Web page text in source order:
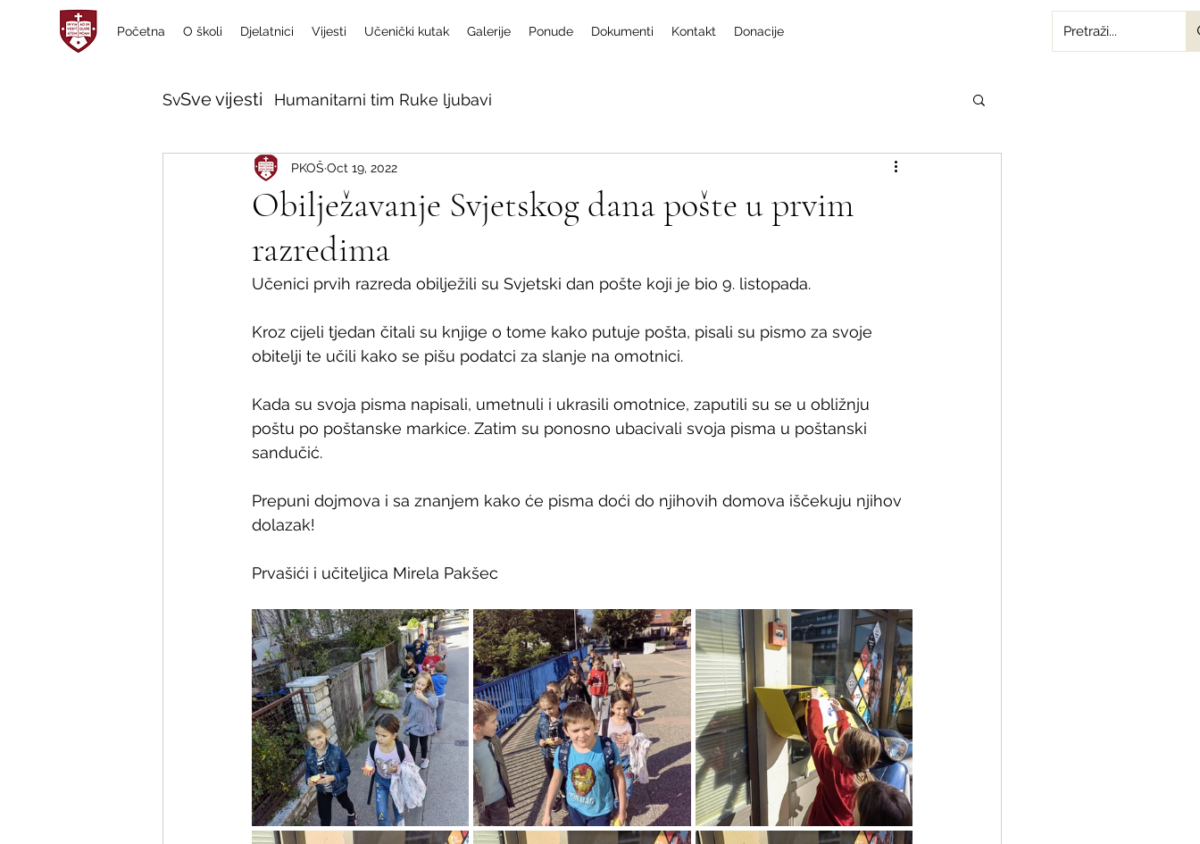
Početna O školi Djelatnici Vijesti Učenički kutak Galerije Ponude Dokumenti Kontakt Donacije
Sve vijesti Humanitarni tim Ruke ljubavi
Obilježavanje Svjetskog dana pošte u prvim
razredima
PKOŠ Oct 19, 2022
Učenici prvih razreda obilježili su Svjetski dan pošte koji je bio 9. listopada.
Kroz cijeli tjedan čitali su knjige o tome kako putuje pošta, pisali su pismo za svoje
obitelji te učili kako se pišu podatci za slanje na omotnici.
Kada su svoja pisma napisali, umetnuli i ukrasili omotnice, zaputili su se u obližnju
poštu po poštanske markice. Zatim su ponosno ubacivali svoja pisma u poštanski
sandučić.
Prepuni dojmova i sa znanjem kako će pisma doći do njihovih domova iščekuju njihov
dolazak!
Prvašići i učiteljica Mirela Pakšec
Sve vijesti